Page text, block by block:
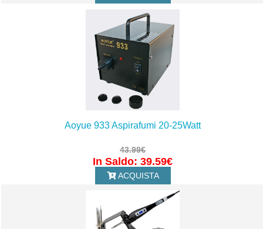
Aoyue 933 Aspirafumi 20-25Watt
43.99€
In Saldo: 39.59€
ACQUISTA